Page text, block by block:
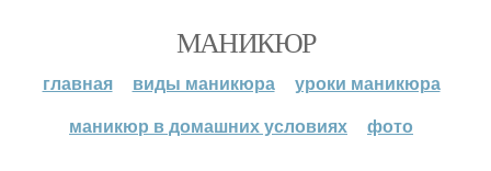
МАНИКЮР
главная виды маникюра
уроки маникюра
маникюр в домашних условиях
фото